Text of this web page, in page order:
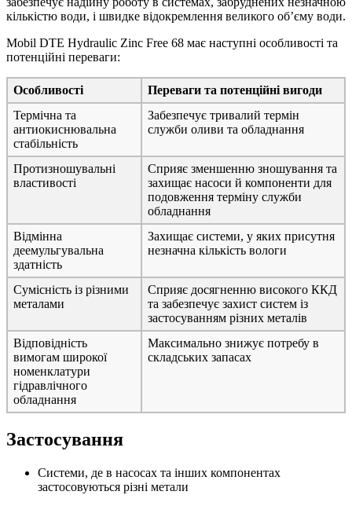
кількістю води, і швидке відокремлення великого об’єму води.
Mobil DTE Hydraulic Zinc Free 68 має наступні особливості та
потенційні переваги:
Особливості
Переваги та потенційні вигоди
Термічна та
антиокиснювальна
стабільність
Забезпечує тривалий термін
служби оливи та обладнання
Протизношувальні
властивості
Сприяє зменшенню зношування та
захищає насоси й компоненти для
подовження терміну служби
обладнання
Відмінна
деемульгувальна
здатність
Захищає системи, у яких присутня
незначна кількість вологи
Сумісність із різними
металами
Сприяє досягненню високого ККД
та забезпечує захист систем із
застосуванням різних металів
Відповідність
вимогам широкої
номенклатури
гідравлічного
обладнання
Максимально знижує потребу в
складських запасах
Застосування
Системи, де в насосах та інших компонентах
застосовуються різні метали